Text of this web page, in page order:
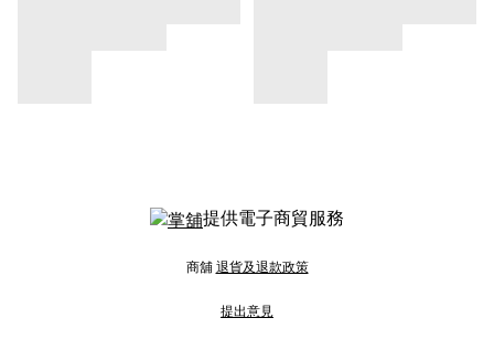
提供電子商貿服務
商舖 退貨及退款政策
提出意見